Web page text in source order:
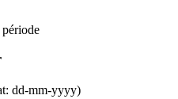
dd-mm-yyyy)